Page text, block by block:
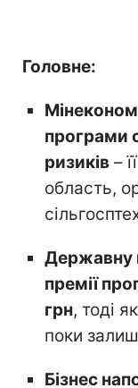
Головне:
програми
ризиків –
область,
Державну
премії
грн, тоді
поки
Бізнес